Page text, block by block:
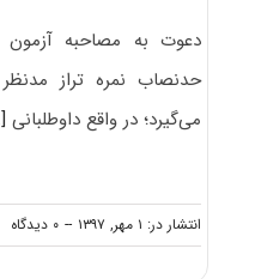
دعوت به مصاحبه آزمون
حدنصاب نمره تراز
می‌گیرد؛ در واقع داوطلبانی
انتشار در: ۱ مهر, ۱۳۹۷ -- ۰ دیدگاه
on